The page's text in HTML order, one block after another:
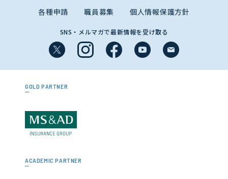
各種申請 職員募集 個人情報保護方針
SNS・メルマガで最新情報を受け取る
GOLD PARTNER
ACADEMIC PARTNER